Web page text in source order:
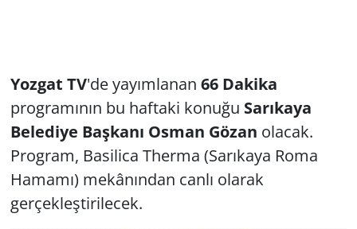
Yozgat TV'de yayımlanan 66 Dakika
programının bu haftaki konuğu Sarıkaya
Belediye Başkanı Osman Gözan olacak.
Program, Basilica Therma (Sarıkaya Roma
Hamamı) mekânından canlı olarak
gerçekleştirilecek.